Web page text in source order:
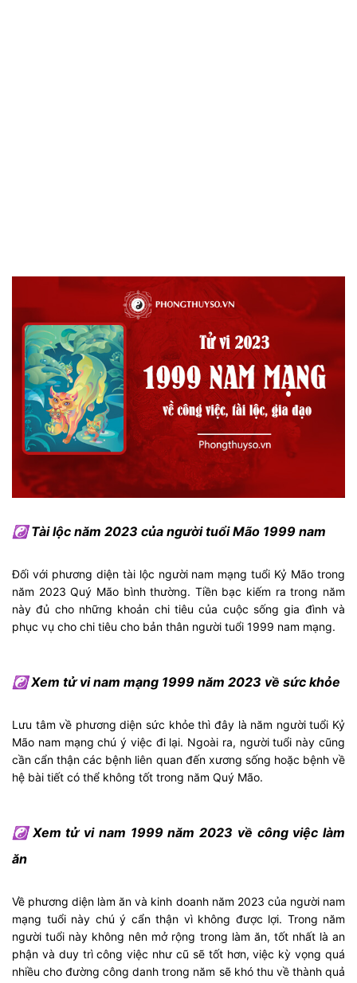
☯ Tài lộc năm 2023 của người tuổi Mão 1999 nam
Đối với phương diện tài lộc người nam mạng tuổi Kỷ Mão trong
năm 2023 Quý Mão bình thường. Tiền bạc kiếm ra trong năm
này đủ cho những khoản chi tiêu của cuộc sống gia đình và
phục vụ cho chi tiêu cho bản thân người tuổi 1999 nam mạng.
☯ Xem tử vi nam mạng 1999 năm 2023 về sức khỏe
Lưu tâm về phương diện sức khỏe thì đây là năm người tuổi Kỷ
Mão nam mạng chú ý việc đi lại. Ngoài ra, người tuổi này cũng
cần cẩn thận các bệnh liên quan đến xương sống hoặc bệnh về
hệ bài tiết có thể không tốt trong năm Quý Mão.
☯ Xem tử vi nam 1999 năm 2023 về công việc làm
ăn
Về phương diện làm ăn và kinh doanh năm 2023 của người nam
mạng tuổi này chú ý cẩn thận vì không được lợi. Trong năm
người tuổi này không nên mở rộng trong làm ăn, tốt nhất là an
phận và duy trì công việc như cũ sẽ tốt hơn, việc kỳ vọng quá
nhiều cho đường công danh trong năm sẽ khó thu về thành quả